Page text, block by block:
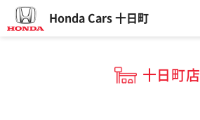
Honda Cars 十日町
十日町店